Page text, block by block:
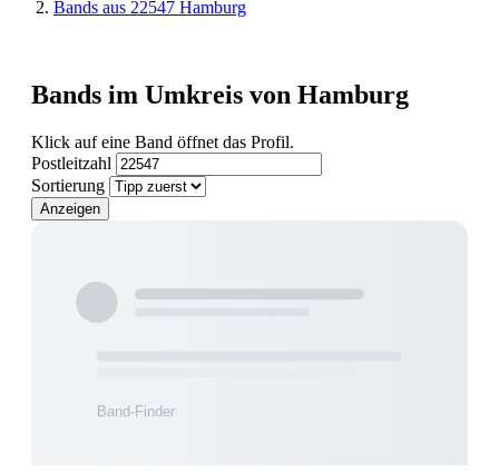
Bands aus 22547 Hamburg
Bands im Umkreis von Hamburg
Klick auf eine Band öffnet das Profil.
Postleitzahl
Sortierung
Anzeigen